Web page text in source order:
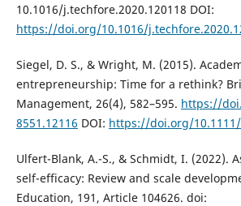
10.1016/j.techfore.2020.120118 DOI:
https://doi.org/10.1016/
Siegel, D. S., & Wright, M. (2015).
entrepreneurship: Time for a rethink?
Management, 26(4), 582–595. https://
8551.12116 DOI: https://doi.org/10.1111/
Ulfert-Blank, A.-S., & Schmidt, I. (2022).
self-efficacy: Review and scale
Education, 191, Article 104626. doi: